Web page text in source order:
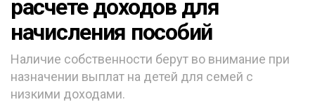
расчете доходов для
начисления пособий
Наличие собственности берут во внимание при
назначении выплат на детей для семей с
низкими доходами.